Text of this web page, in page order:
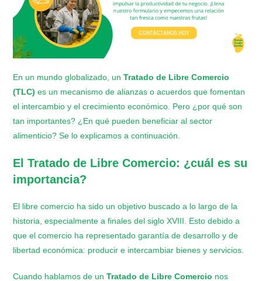
En un mundo globalizado, unTratado de Libre Comercio
(TLC) es un mecanismo de alianzas o acuerdos que fomentan
el intercambio y el crecimiento económico. Pero ¿por qué son
tan importantes? ¿En qué pueden beneficiar al sector
alimenticio? Se lo explicamos a continuación.
ElTratado de Libre Comercio: ¿cuál es su
importancia?
El libre comercio ha sido un objetivo buscado a lo largo de la
historia, especialmente a finales del siglo XVIII. Esto debido a
que el comercio ha representado garantía de desarrollo y de
libertad económica: producir e intercambiar bienes y servicios.
Cuando hablamos de unTratado de Libre Comercio nos